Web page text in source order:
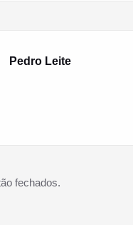
Pedro Leite
fechados.